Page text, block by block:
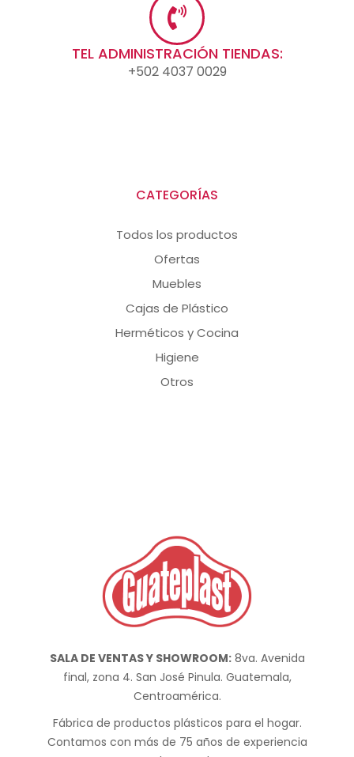
TEL ADMINISTRACIÓN TIENDAS:
+502 4037 0029
CATEGORÍAS
Todos los productos
Ofertas
Muebles
Cajas de Plástico
Herméticos y Cocina
Higiene
Otros
SALA DE VENTAS Y SHOWROOM:8va. Avenida
final, zona 4. San José Pinula. Guatemala,
Centroamérica.
Fábrica de productos plásticos para el hogar.
Contamos con más de 75 años de experiencia